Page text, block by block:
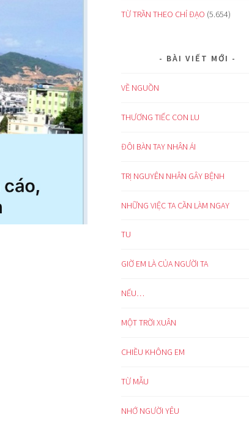
TỪ TRẦN THEO CHỈ ĐẠO (5.654)
BÀI VIẾT MỚI
VỀ NGUỒN
THƯƠNG TIẾC CON LU
ĐÔI BÀN TAY NHÂN ÁI
TRỊ NGUYÊN NHÂN GÂY BỆNH
NHỮNG VIỆC TA CẦN LÀM NGAY
TU
GIỜ EM LÀ CỦA NGƯỜI TA
NẾU…
MỘT TRỜI XUÂN
CHIỀU KHÔNG EM
TỪ MẪU
NHỚ NGƯỜI YÊU